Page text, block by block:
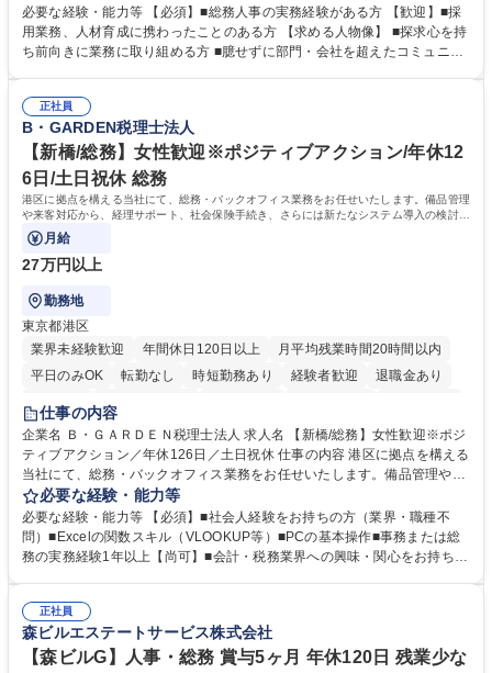
務全般を担当していただきます。 【主な業務内容】 ■採用関係業務および
人材育成(社員研修)業務の推進 ■中期経営計画および予算等の管理 ■設備
投資計画等の策定 ■社内の重要会議の運営 ■その他総務人事業務全般 【入
務人事】経験者歓迎！/阪急阪神HDグループ/年休124日
必要な経験・能力等 【必須】■総務人事の実務経験がある方 【歓迎】■採
用業務、人材育成に携わったことのある方 【求める人物像】 ■探求心を持
ち前向きに業務に取り組める方 ■臆せずに部門・会社を超えたコミュニケ
囲のメンバーと協調しつつ主体性を持って能動的に業務を推進できる方 学
歴・資格 学歴：大学院 大学 高専 短大 専修学校 高校 語学力： 資格：
正社員
B・GARDEN税理士法人
【新橋/総務】女性歓迎※ポジティブアクション/年休12
6日/土日祝休 総務
港区に拠点を構える当社にて、総務・バックオフィス業務をお任せいたします。備品管理
や来客対応から、経理サポート、社会保険手続き、さらには新たなシステム導入の検討ま
で、幅広く組織を支える役割です。
月給
27万円以上
勤務地
東京都港区
業界未経験歓迎
年間休日120日以上
月平均残業時間20時間以内
平日のみOK
転勤なし 時短勤務あり 経験者歓迎
退職金あり
賞与あり
完全週休2日制
服装自由
仕事の内容
企業名 Ｂ・ＧＡＲＤＥＮ税理士法人 求人名 【新橋/総務】女性歓迎※ポジ
ティブアクション／年休126日／土日祝休 仕事の内容 港区に拠点を構える
当社にて、総務・バックオフィス業務をお任せいたします。備品管理や来
客対応から、経理サポート、社会保険手続き、さらには新たなシステム導
入の検討まで、幅広く組織を支える役割です。 ■備品発注・在庫管理、郵
送物対応、電話・来客対応 ■金融機関への外出業務（入出金管理補助）、
福利厚生・社内イベントの運営管理 ■社内ルールの整備、職場環境の改善
社内新システムの導入検討・比較検証 募集職種 【新橋/総務】女性歓迎※
ポジティブアクション／年休126日／土日祝休
必要な経験・能力等
必要な経験・能力等 【必須】■社会人経験をお持ちの方（業界・職種不
問）■Excelの関数スキル（VLOOKUP等）■PCの基本操作■事務または総
務の実務経験1年以上【尚可】■会計・税務業界への興味・関心をお持ちの
ィブアクション 学歴・資格 学歴：大学院 大学 高専 短大 専修学校 高校 語
学力： 資格：
正社員
森ビルエステートサービス株式会社
【森ビルG】人事・総務 賞与5ヶ月 年休120日 残業少な